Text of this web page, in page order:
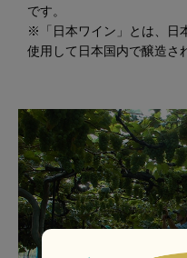
です。
※「日本ワイン」とは、日
使用して日本国内で醸造さ